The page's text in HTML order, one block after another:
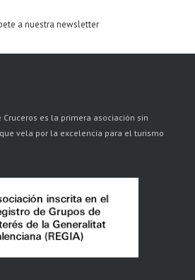
a nuestra newsletter
es la primera asociación sin
vela por la excelencia para el turismo